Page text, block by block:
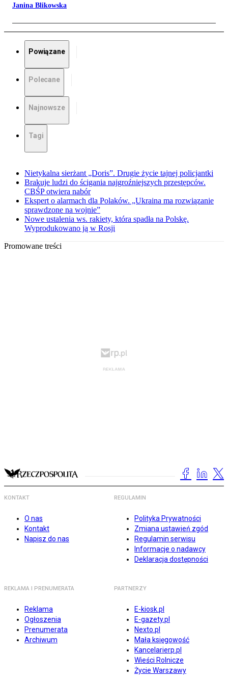
Janina Blikowska
Powiązane
Polecane
Najnowsze
Tagi
Nietykalna sierżant „Doris”. Drugie życie tajnej policjantki
Brakuje ludzi do ścigania najgroźniejszych przestępców.
CBŚP otwiera nabór
Ekspert o alarmach dla Polaków. „Ukraina ma rozwiązanie
sprawdzone na wojnie”
Nowe ustalenia ws. rakiety, która spadła na Polskę.
Wyprodukowano ją w Rosji
Promowane treści
KONTAKT
O nas
Kontakt
Napisz do nas
REGULAMIN
Polityka Prywatności
Zmiana ustawień zgód
Regulamin serwisu
Informacje o nadawcy
Deklaracja dostępności
REKLAMA I PRENUMERATA
Reklama
Ogłoszenia
Prenumerata
Archiwum
PARTNERZY
E-kiosk.pl
E-gazety.pl
Nexto.pl
Mała księgowość
Kancelarierp.pl
Wieści Rolnicze
Życie Warszawy